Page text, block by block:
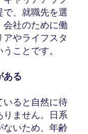
、就職先を選
社のために働
アやライフスタ
ことです。
ある
いると自然に待
ません。日系
いため、年齢